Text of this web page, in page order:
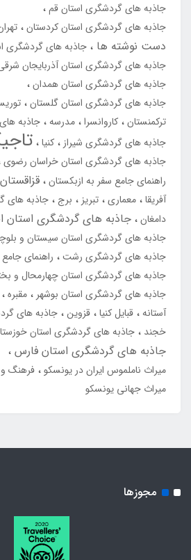
جاذبه های گردشگری استان قم
جاذبه های گردشگری استان کردستان
دست نوشته ها
جاذبه های گردشگری
جاذبه های گردشگری استان آذربایجان
جاذبه های گردشگری استان همدان
جاذبه های گردشگری استان گلستان
ترکمنستان کاروانسرا مدرسه جاذبه
جاذبه های گردشگری شیراز
کنیا
جاذبه های گردشگری استان خراسان رضوی
راهنمای جامع سفر به ازبکستان قزاقستان
آفریقا معماری تبریز برج جاذبه های
دامغان جاذبه های گردشگری استان
جاذبه های گردشگری استان سیستان و
جاذبه های گردشگری رشت
راهنمای
جاذبه های گردشگری استان چهارمحال و
جاذبه های گردشگری استان بوشهر
مقبره
آستانه قبایل کنیا قزوین جاذبه های
خجند
جاذبه های گردشگری استان
جاذبه های گردشگری استان فارس
میراث ناملموس ایران در یونسکو فرهنگ و
میراث جهانی یونسکو
مجوزها